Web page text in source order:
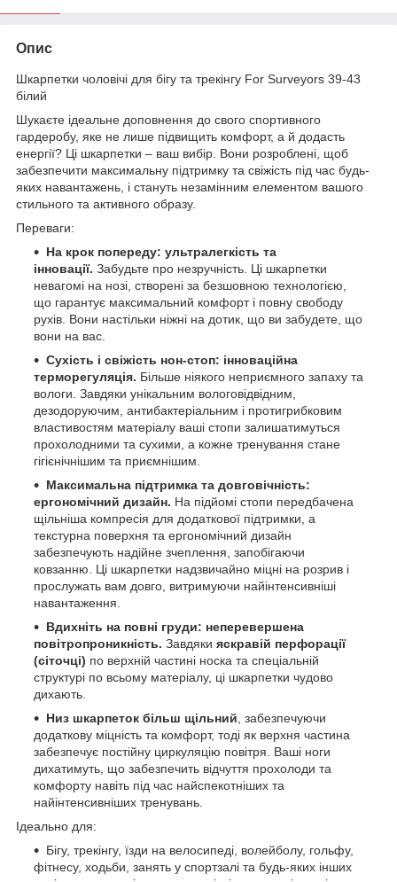
Опис
Шкарпетки чоловічі для бігу та трекінгу For Surveyors 39-43
білий
Шукаєте ідеальне доповнення до свого спортивного
гардеробу, яке не лише підвищить комфорт, а й додасть
енергії? Ці шкарпетки – ваш вибір. Вони розроблені, щоб
забезпечити максимальну підтримку та свіжість під час будь-
яких навантажень, і стануть незамінним елементом вашого
стильного та активного образу.
Переваги:
На крок попереду: ультралегкість та
інновації. Забудьте про незручність. Ці шкарпетки
невагомі на нозі, створені за безшовною технологією,
що гарантує максимальний комфорт і повну свободу
рухів. Вони настільки ніжні на дотик, що ви забудете, що
вони на вас.
Сухість і свіжість нон-стоп: інноваційна
терморегуляція. Більше ніякого неприємного запаху та
вологи. Завдяки унікальним вологовідвідним,
дезодоруючим, антибактеріальним і протигрибковим
властивостям матеріалу ваші стопи залишатимуться
прохолодними та сухими, а кожне тренування стане
гігієнічнішим та приємнішим.
Максимальна підтримка та довговічність:
ергономічний дизайн. На підйомі стопи передбачена
щільніша компресія для додаткової підтримки, а
текстурна поверхня та ергономічний дизайн
забезпечують надійне зчеплення, запобігаючи
ковзанню. Ці шкарпетки надзвичайно міцні на розрив і
прослужать вам довго, витримуючи найінтенсивніші
навантаження.
Вдихніть на повні груди: неперевершена
повітропроникність. Завдяки яскравій перфорації
(сіточці) по верхній частині носка та спеціальній
структурі по всьому матеріалу, ці шкарпетки чудово
дихають.
Низ шкарпеток більш щільний , забезпечуючи
додаткову міцність та комфорт, тоді як верхня частина
забезпечує постійну циркуляцію повітря. Ваші ноги
дихатимуть, що забезпечить відчуття прохолоди та
комфорту навіть під час найспекотніших та
найінтенсивніших тренувань.
Ідеально для:
Бігу, трекінгу, їзди на велосипеді, волейболу, гольфу,
фітнесу, ходьби, занять у спортзалі та будь-яких інших